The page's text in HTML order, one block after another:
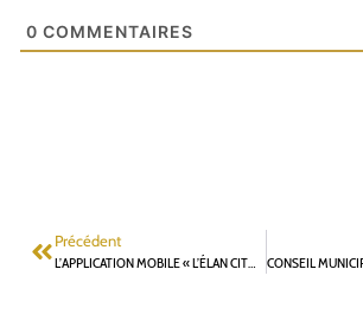
0 COMMENTAIRES
Précédent